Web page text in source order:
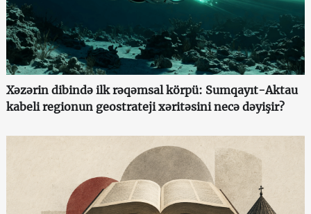
Xəzərin dibində ilk rəqəmsal körpü: Sumqayıt-Aktau
kabeli regionun geostrateji xəritəsini necə dəyişir?